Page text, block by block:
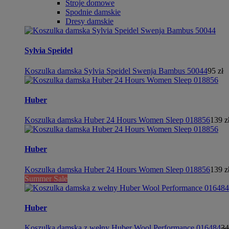
Stroje domowe
Spodnie damskie
Dresy damskie
Sylvia Speidel
Koszulka damska Sylvia Speidel Swenja Bambus 5004495 zł
Huber
Koszulka damska Huber 24 Hours Women Sleep 018856139
Huber
Koszulka damska Huber 24 Hours Women Sleep 018856139
Summer Sale
Huber